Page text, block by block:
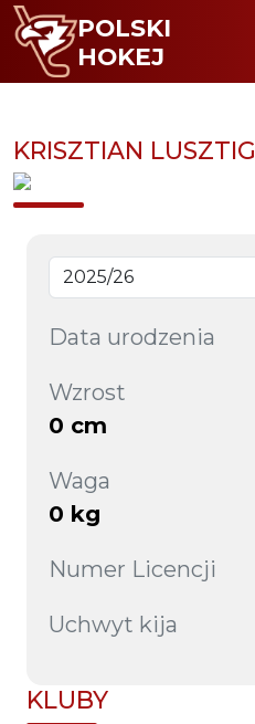
POLSKI
HOKEJ
KRISZTIAN LUSZTIG
Data urodzenia
Wzrost
0 cm
Waga
0 kg
Numer Licencji
Uchwyt kija
KLUBY